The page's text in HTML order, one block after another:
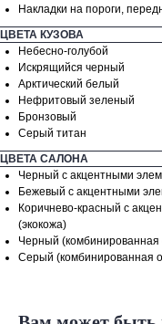
Накладки на пороги,
ЦВЕТА КУЗОВА
Небесно-голубой
Искрящийся черный
Арктический белый
Нефритовый зеленый
Бронзовый
Серый титан
ЦВЕТА САЛОНА
Черный с акцентными
Бежевый с акцентными
Коричнево-красный с
(экокожа)
Черный (комбинированная
Серый (комбинированная
Первоначальный взнос
0
0₽
Срок кредита
36
12